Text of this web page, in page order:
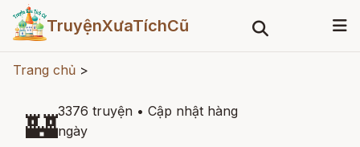
TruyệnXưaTíchCũ
Trang chủ >
🏰3376 truyện • Cập nhật hàng
ngày